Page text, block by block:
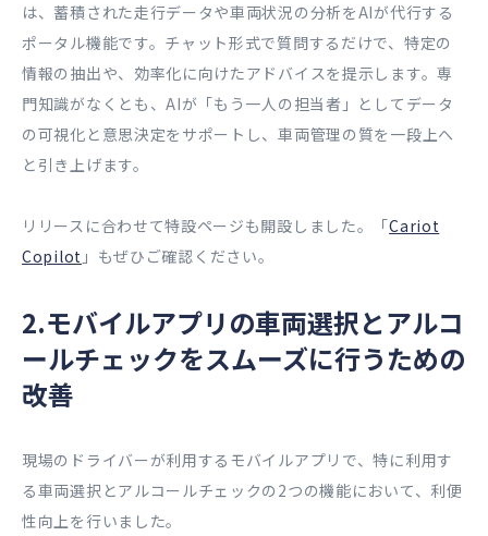
は、蓄積された走行データや車両状況の分析をAIが代行する
ポータル機能です。チャット形式で質問するだけで、特定の
情報の抽出や、効率化に向けたアドバイスを提示します。専
門知識がなくとも、AIが「もう一人の担当者」としてデータ
の可視化と意思決定をサポートし、車両管理の質を一段上へ
と引き上げます。
リリースに合わせて特設ページも開設しました。「Cariot
Copilot 」もぜひご確認ください。
2.モバイルアプリの車両選択とアルコ
ールチェックをスムーズに行うための
改善
現場のドライバーが利用するモバイルアプリで、特に利用す
る車両選択とアルコールチェックの2つの機能において、利便
性向上を行いました。